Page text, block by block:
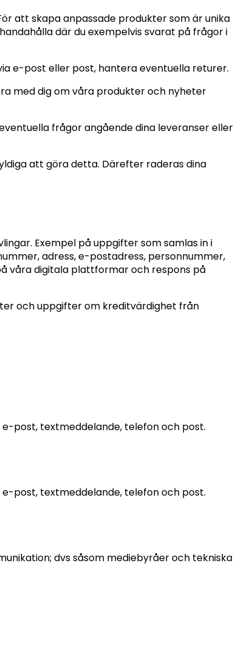
att skapa anpassade produkter som är unika
där du exempelvis svarat på frågor i
e-post eller post, hantera eventuella returer.
med dig om våra produkter och nyheter
frågor angående dina leveranser eller
att göra detta. Därefter raderas dina
Exempel på uppgifter som samlas in i
adress, e-postadress, personnummer,
våra digitala plattformar och respons på
och uppgifter om kreditvärdighet från
post, textmeddelande, telefon och post.
post, textmeddelande, telefon och post.
dvs såsom mediebyråer och tekniska